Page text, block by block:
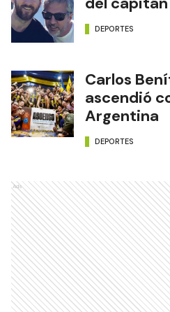
DEPORTES
Carlos
ascendió
Argentina
DEPORTES
Ads